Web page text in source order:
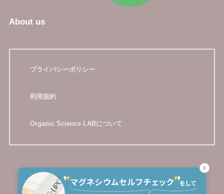
About us
プライバシーポリシー
利用規約
Organic Science LABについて
HOME